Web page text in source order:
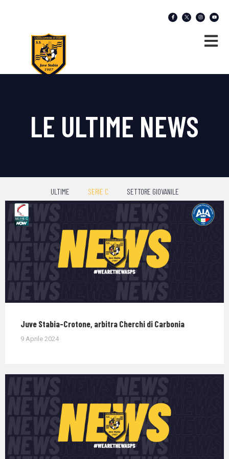
LE ULTIME NEWS
ULTIME SERIE C SETTORE GIOVANILE
Juve Stabia-Crotone, arbitra Cherchi di Carbonia
9 Aprile 2024